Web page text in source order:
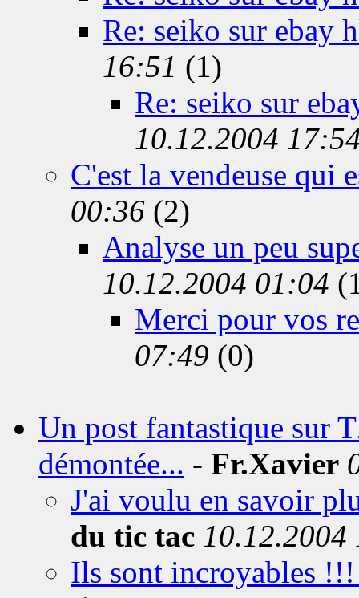
Re: seiko sur ebay
16:51 (1)
Re: seiko sur
10.12.2004
C'est la vendeuse qui
00:36 (2)
Analyse un peu
10.12.2004 01:04
Merci pour vos
07:49 (0)
Un post fantastique sur
démontée... - Fr.Xavier
J'ai voulu en savoir
du tic tac 10.12.2004
Ils sont incroyables